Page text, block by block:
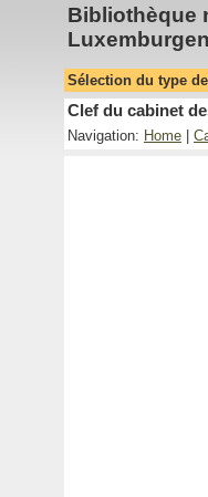
Bibliothèque
Sélection du type
Clef du cabinet
Navigation: Home